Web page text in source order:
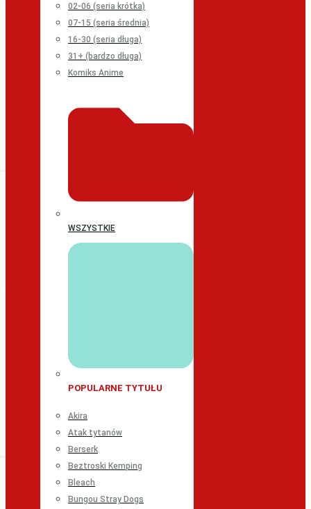
02-06 (seria krótka)
07-15 (seria średnia)
16-30 (seria długa)
31+ (bardzo długa)
Komiks Anime
WSZYSTKIE
POPULARNE TYTUŁU
Akira
Atak tytanów
Berserk
Beztroski Kemping
Bleach
Bungou Stray Dogs